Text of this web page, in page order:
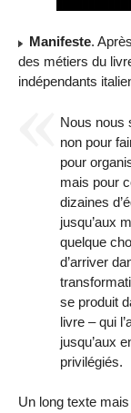
Manifeste.
des métiers du
indépendants
Nous nous
non pour
pour
mais pour
dizaines
jusqu’aux
quelque
d’arriver
se produit
livre – qui
jusqu’aux
privilégiés.
Un long texte